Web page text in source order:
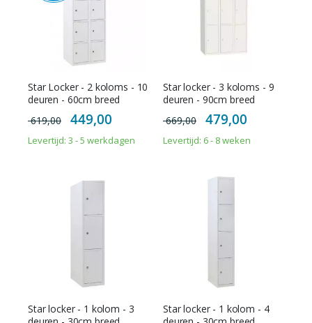
Star Locker - 2 koloms - 10
deuren - 60cm breed
619,00
Special
Price
449,00
Levertijd: 3 - 5 werkdagen
Star locker - 3 koloms - 9
deuren - 90cm breed
669,00
Special
Price
479,00
Levertijd: 6 - 8 weken
Star locker - 1 kolom - 3
Star locker - 1 kolom - 4